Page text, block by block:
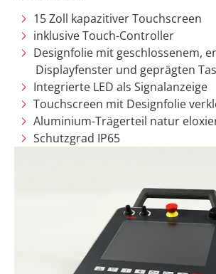
15 Zoll kapazitiver Touchscreen
inklusive Touch-Controller
Designfolie mit geschlossenem,
Displayfenster und geprägten
Integrierte LED als Signalanzeige
Touchscreen mit Designfolie
Aluminium-Trägerteil natur
Schutzgrad IP65